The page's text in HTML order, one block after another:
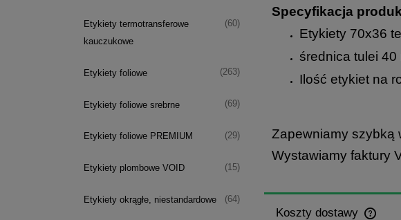
Etykiety termotransferowe
kauczukowe
(60)
Etykiety foliowe (263)
Etykiety foliowe srebrne (69)
Etykiety foliowe PREMIUM (29)
Etykiety plombowe VOID (15)
Etykiety okrągłe, niestandardowe (64)
Specyfikacja
Etykiety 70x36
średnica tulei 40
Ilość etykiet na
Zapewniamy szybką
Wystawiamy faktury
Koszty dostawy